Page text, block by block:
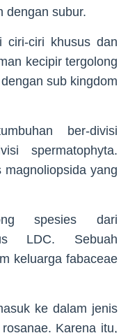
dengan subur.
ciri-ciri khusus dan
kecipir tergolong
sub kingdom
ber-divisi
spermatophyta.
magnoliopsida yang
spesies dari
LDC. Sebuah
keluarga fabaceae
ke dalam jenis
Karena itu,